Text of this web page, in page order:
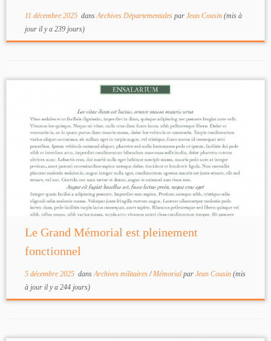
11 décembre 2025dansArchives Départementales par Jean Cousin(mis à
jour il y a 239 jours)
Le Grand Mémorial est pleinement
fonctionnel
5 décembre 2025dansArchives militaires/Mémorial par Jean Cousin(mis
à jour il y a 244 jours)